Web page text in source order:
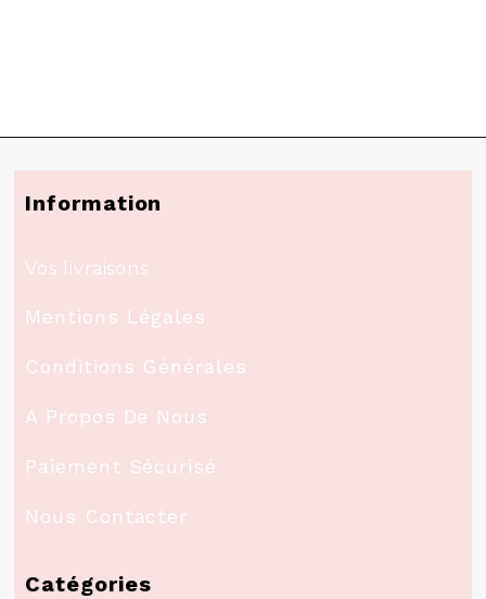
Information
Vos livraisons
Mentions Légales
Conditions Générales
A Propos De Nous
Paiement Sécurisé
Nous Contacter
Catégories